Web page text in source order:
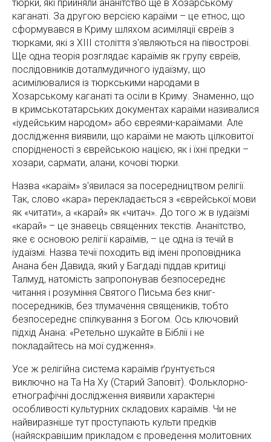
тюрки, які прийняли ананітство ще в Хозарському
каганаті. За другою версією караїми – це етнос, що
сформувався в Криму шляхом асиміляції євреїв з
тюрками, які з ХІІІ століття з'являються на півострові.
Ще одна теорія розглядає караїмів як групу євреїв,
послідовників доталмудичного іудаїзму, що
асимілювалися із тюркськими народами в
Хозарському каганаті та осіли в Криму. Знаменно, що
в кримськотатарських документах караїми називалися
«іудейським народом» або євреями-караїмами. Але
дослідження виявили, що караїми не мають цілковитої
спорідненості з єврейською нацією, як і їхні предки –
хозари, сармати, алани, кочові тюрки.
Назва «караїм» з'явилася за посередництвом релігії.
Так, слово «кара» перекладається з «єврейської мови
як «читати», а «карай» як «читач». До того ж в іудаїзмі
«карай» – це знавець священних текстів. Ананітство,
яке є основою релігії караїмів, – це одна із течій в
іудаїзмі. Назва течії походить від імені проповідника
Анана бен Давида, який у Багдаді піддав критиці
Талмуд, натомість запропонував безпосереднє
читання і розуміння Святого Письма без книг-
посередників, без тлумачення священиків, тобто
безпосереднє спілкування з Богом. Ось ключовий
підхід Анана: «Ретельно шукайте в Біблії і не
покладайтесь на мої судження».
Усе ж релігійна система караїмів ґрунтується
виключно на Та На Ху (Старий Заповіт). Фольклорно-
етнографічні дослідження виявили характерні
особливості культурних складових караїмів. Чи не
найвиразніше тут проступають культи предків
(найяскравішим прикладом є проведення молитовних